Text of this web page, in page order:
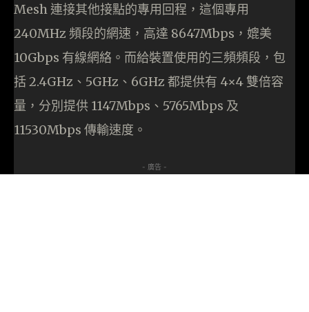
Mesh 連接其他接點的專用回程，這個專用
240MHz 頻段的網速，高達 8647Mbps，媲美
10Gbps 有線網絡。而給裝置使用的三頻頻段，包
括 2.4GHz、5GHz、6GHz 都提供有 4×4 雙倍容
量，分別提供 1147Mbps、5765Mbps 及
11530Mbps 傳輸速度。
- 廣告 -